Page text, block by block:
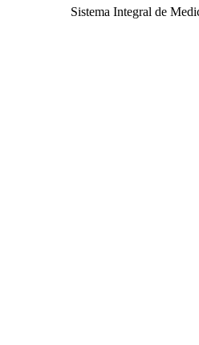
Sistema Integral de